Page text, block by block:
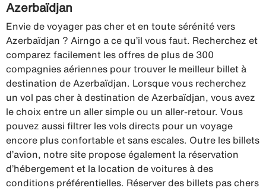
Azerbaïdjan
Envie de voyager pas cher et en toute sérénité vers
Azerbaïdjan ? Airngo a ce qu’il vous faut. Recherchez et
comparez facilement les offres de plus de 300
compagnies aériennes pour trouver le meilleur billet à
destination de Azerbaïdjan. Lorsque vous recherchez
un vol pas cher à destination de Azerbaïdjan, vous avez
le choix entre un aller simple ou un aller-retour. Vous
pouvez aussi filtrer les vols directs pour un voyage
encore plus confortable et sans escales. Outre les billets
d’avion, notre site propose également la réservation
d’hébergement et la location de voitures à des
conditions préférentielles. Réserver des billets pas chers